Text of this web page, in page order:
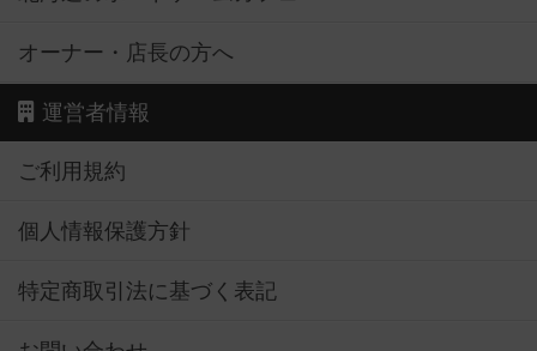
オーナー・店長の方へ
運営者情報
ご利用規約
個人情報保護方針
特定商取引法に基づく表記